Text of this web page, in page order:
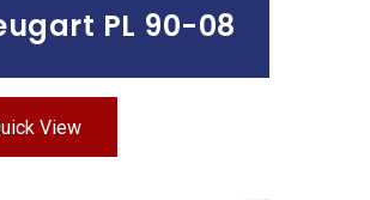
PL 90-08
View